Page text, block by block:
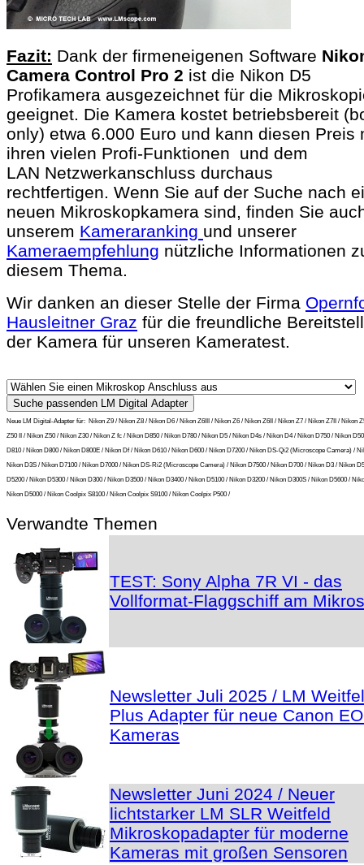
Fazit: Dank der firmeneigenen Software
Camera Control Pro 2 ist die Nikon D5
Profikamera ausgezeichnet für die
geeignet. Die Kamera kostet betriebsbereit
only) etwa 6.000 Euro und kann diesen Preis
ihren vielen Profi-Funktionen und dem
LAN Netzwerkanschluss durchaus
rechtfertigen. Wenn Sie auf der Suche nach
neuen Mikroskopkamera sind, finden Sie
unserem Kameraranking und unserer
Kameraempfehlung nützliche Informationen
diesem Thema.
Wir danken an dieser Stelle der Firma
Hausleitner Graz für die freundliche
der Kamera für unseren Kameratest.
Neue LM Digital-Adapter für: Nikon Z9 / Nikon Z8 / Nikon D6 / Nikon Z6III / Nikon Z6 / Nikon Z6II / Nikon Z7 / Nikon Z7II / Nikon
Z50 II / Nikon Z50 / Nikon Z30 / Nikon Z fc / Nikon D850 / Nikon D780 / Nikon D5 / Nikon D4s / Nikon D4 / Nikon D750 / Nikon
D810 / Nikon D800 / Nikon D800E / Nikon Df / Nikon D610 / Nikon D600 / Nikon D7200 / Nikon DS-Qi2 (Microscope Camera) /
Nikon D3S / Nikon D7100 / Nikon D7000 / Nikon DS-Ri2 (Microscope Camera) / Nikon D7500 / Nikon D700 / Nikon D3 / Nikon
D5200 / Nikon D5300 / Nikon D300 / Nikon D3500 / Nikon D3400 / Nikon D5100 / Nikon D3200 / Nikon D300S / Nikon D5600 /
Nikon D5000 / Nikon Coolpix S8100 / Nikon Coolpix S9100 / Nikon Coolpix P500 /
Verwandte Themen
TEST: Sony Alpha 7R VI - das
Vollformat-Flaggschiff am
Newsletter Juli 2025 / LM
Plus Adapter für neue Canon
Kameras
Newsletter Juni 2024 / Neuer
lichtstarker LM SLR Weitfeld
Mikroskopadapter für moderne
Kameras mit großen Sensoren